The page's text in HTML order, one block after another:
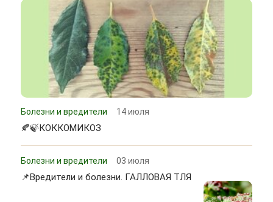
Болезни и вредители 14 июля
🍂🍃КОККОМИКОЗ
Болезни и вредители 03 июля
📌Вредители и болезни. ГАЛЛОВАЯ ТЛЯ